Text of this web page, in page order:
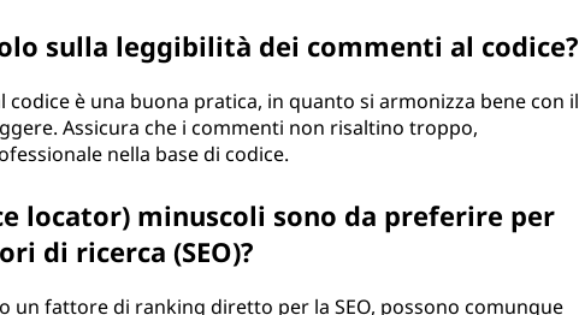
sulla leggibilità dei commenti al codice?
è una buona pratica, in quanto si armonizza bene con il
Assicura che i commenti non risaltino troppo,
nella base di codice.
locator) minuscoli sono da preferire per
di ricerca (SEO)?
un fattore di ranking diretto per la SEO, possono comunque